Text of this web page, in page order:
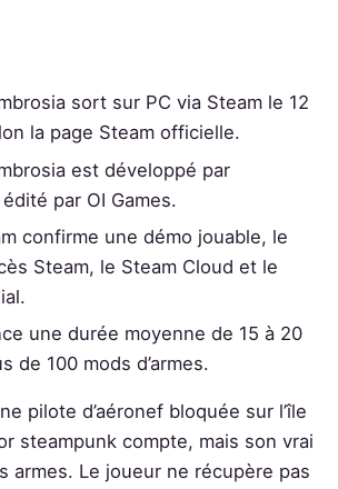
sort sur PC via Steam le 12
la page Steam officielle.
est développé par
par OI Games.
confirme une démo jouable, le
Steam, le Steam Cloud et le
une durée moyenne de 15 à 20
de 100 mods d’armes.
pilote d’aéronef bloquée sur l’île
steampunk compte, mais son vrai
armes. Le joueur ne récupère pas